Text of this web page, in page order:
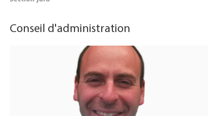
Conseil d'administration